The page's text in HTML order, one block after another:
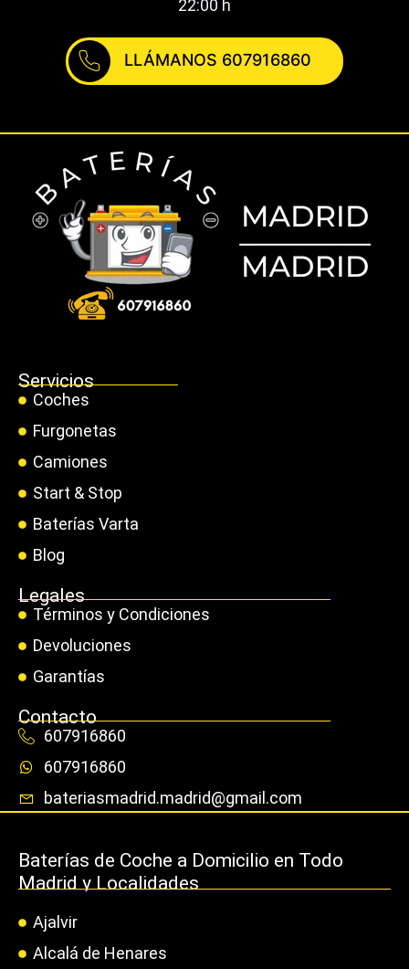
22:00 h
LLÁMANOS 607916860
Servicios
Coches
Furgonetas
Camiones
Start & Stop
Baterías Varta
Blog
Legales
Términos y Condiciones
Devoluciones
Garantías
Contacto
607916860
607916860
bateriasmadrid.madrid@gmail.com
Baterías de Coche a Domicilio en Todo
Madrid y Localidades
Ajalvir
Alcalá de Henares